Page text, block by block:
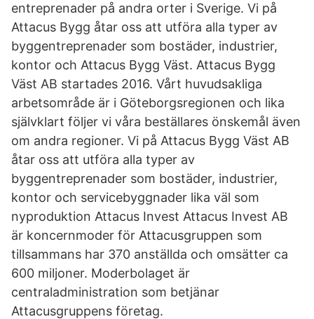
entreprenader på andra orter i Sverige. Vi på
Attacus Bygg åtar oss att utföra alla typer av
byggentreprenader som bostäder, industrier,
kontor och Attacus Bygg Väst. Attacus Bygg
Väst AB startades 2016. Vårt huvudsakliga
arbetsområde är i Göteborgsregionen och lika
självklart följer vi våra beställares önskemål även
om andra regioner. Vi på Attacus Bygg Väst AB
åtar oss att utföra alla typer av
byggentreprenader som bostäder, industrier,
kontor och servicebyggnader lika väl som
nyproduktion Attacus Invest Attacus Invest AB
är koncernmoder för Attacusgruppen som
tillsammans har 370 anställda och omsätter ca
600 miljoner. Moderbolaget är
centraladministration som betjänar
Attacusgruppens företag.